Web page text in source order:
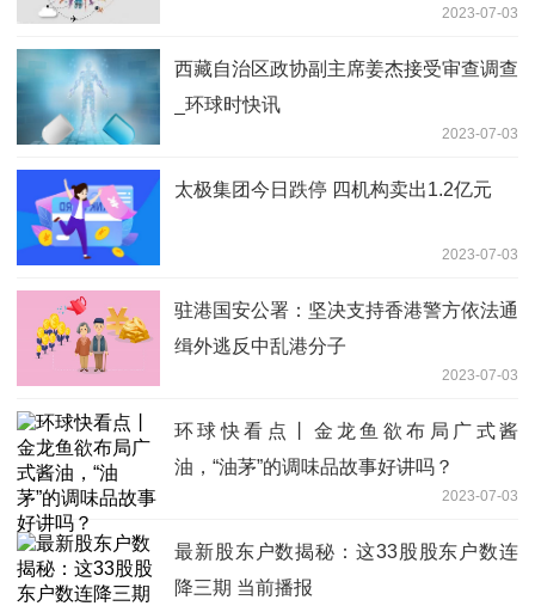
2023-07-03
西藏自治区政协副主席姜杰接受审查调查
_环球时快讯
2023-07-03
太极集团今日跌停 四机构卖出1.2亿元
2023-07-03
驻港国安公署：坚决支持香港警方依法通
缉外逃反中乱港分子
2023-07-03
环球快看点丨金龙鱼欲布局广式酱
油，“油茅”的调味品故事好讲吗？
2023-07-03
最新股东户数揭秘：这33股股东户数连
降三期 当前播报